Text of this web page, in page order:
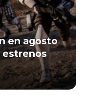
en agosto
estrenos